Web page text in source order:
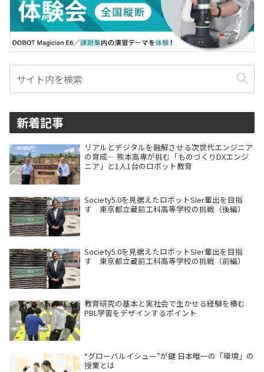
新着記事
リアルとデジタルを融解させる次世代エンジニア
の育成― 熊本高専が挑む「ものづくりDXエンジ
ニア」と1人1台のロボット教育
Society5.0を見据えたロボットSIer輩出を目指
す 東京都立蔵前工科高等学校の挑戦（後編）
Society5.0を見据えたロボットSIer輩出を目指
す 東京都立蔵前工科高等学校の挑戦（前編）
教育研究の基本と実社会で生かせる経験を積む
PBL学習をデザインするポイント
“グローバルイシュー”が鍵 日本唯一の「環境」の
授業とは